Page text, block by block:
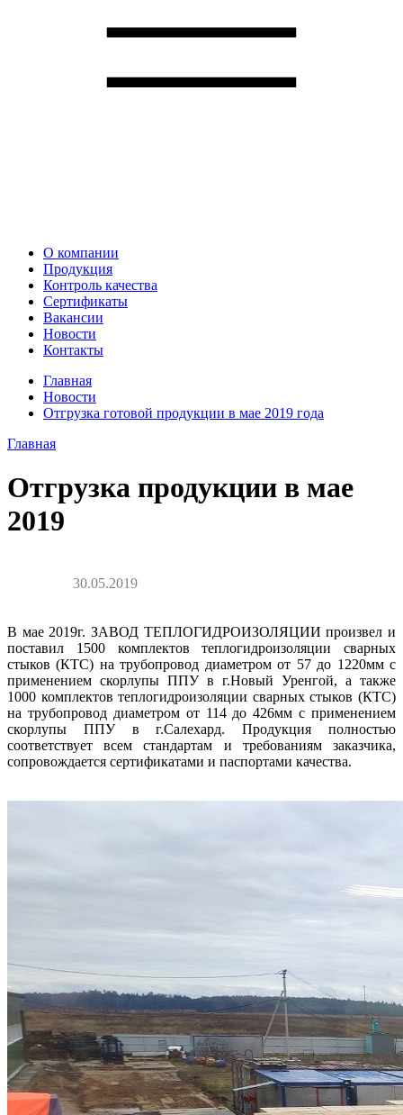
О компании
Продукция
Контроль качества
Сертификаты
Вакансии
Новости
Контакты
Главная
Новости
Отгрузка готовой продукции в мае 2019 года
Главная
Отгрузка продукции в мае
2019
30.05.2019
В мае 2019г. ЗАВОД ТЕПЛОГИДРОИЗОЛЯЦИИ произвел и
поставил 1500 комплектов теплогидроизоляции сварных
стыков (КТС) на трубопровод диаметром от 57 до 1220мм с
применением скорлупы ППУ в г.Новый Уренгой, а также
1000 комплектов теплогидроизоляции сварных стыков (КТС)
на трубопровод диаметром от 114 до 426мм с применением
скорлупы ППУ в г.Салехард. Продукция полностью
соответствует всем стандартам и требованиям заказчика,
сопровождается сертификатами и паспортами качества.